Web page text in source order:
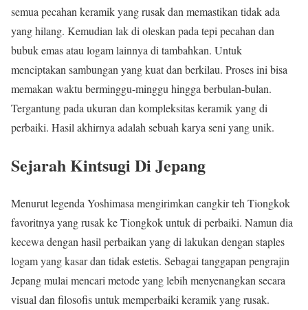
semua pecahan keramik yang rusak dan memastikan tidak ada
yang hilang. Kemudian lak di oleskan pada tepi pecahan dan
bubuk emas atau logam lainnya di tambahkan. Untuk
menciptakan sambungan yang kuat dan berkilau. Proses ini bisa
memakan waktu berminggu-minggu hingga berbulan-bulan.
Tergantung pada ukuran dan kompleksitas keramik yang di
perbaiki. Hasil akhirnya adalah sebuah karya seni yang unik.
Sejarah Kintsugi Di Jepang
Menurut legenda Yoshimasa mengirimkan cangkir teh Tiongkok
favoritnya yang rusak ke Tiongkok untuk di perbaiki. Namun dia
kecewa dengan hasil perbaikan yang di lakukan dengan staples
logam yang kasar dan tidak estetis. Sebagai tanggapan pengrajin
Jepang mulai mencari metode yang lebih menyenangkan secara
visual dan filosofis untuk memperbaiki keramik yang rusak.